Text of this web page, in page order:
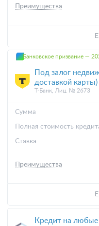
Преимущества
Банковское призвание —
Под залог
доставкой карты)
Т-Банк, Лиц. № 2673
Cумма
Полная стоимость
Ставка
Преимущества
Кредит на любые